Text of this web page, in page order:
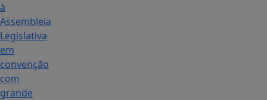
à
Assembleia
Legislativa
em
convenção
com
grande